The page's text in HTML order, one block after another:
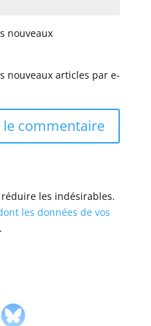
nouveaux
nouveaux articles par e-
les indésirables.
les données de vos
.